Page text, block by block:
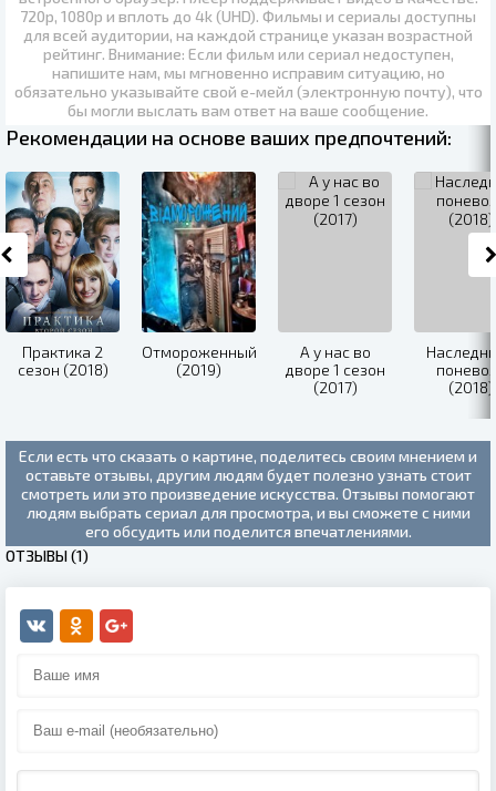
720p, 1080p и вплоть до 4k (UHD). Фильмы и сериалы доступны
для всей аудитории, на каждой странице указан возрастной
рейтинг. Внимание: Если фильм или сериал недоступен,
напишите нам, мы мгновенно исправим ситуацию, но
обязательно указывайте свой е-мейл (электронную почту), что
бы могли выслать вам ответ на ваше сообщение.
Рекомендации на основе ваших предпочтений:
Практика 2
сезон (2018)
Отмороженный
(2019)
А у нас во
дворе 1 сезон
(2017)
(2018)
Если есть что сказать о картине, поделитесь своим мнением и
оставьте отзывы, другим людям будет полезно узнать стоит
смотреть или это произведение искусства. Отзывы помогают
людям выбрать сериал для просмотра, и вы сможете с ними
его обсудить или поделится впечатлениями.
ОТЗЫВЫ (1)